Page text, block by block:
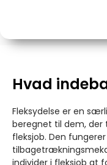
Hvad
Fleksydelse er en
beregnet til dem,
fleksjob. Den
individer i fleksjob at